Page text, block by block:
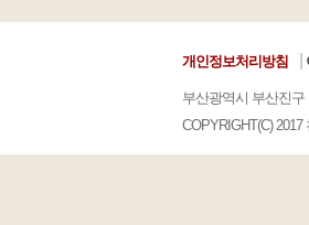
부산광역시 부산진구
COPYRIGHT(C)
개인정보처리방침